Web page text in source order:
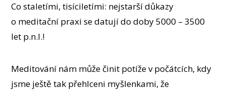
Co staletími, tisíciletími: nejstarší důkazy
o meditační praxi se datují do doby 5000 – 3500
let p.n.l.!
Meditování nám může činit potíže v počátcích, kdy
jsme ještě tak přehlceni myšlenkami, že